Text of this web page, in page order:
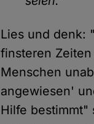
Lies und denk:
finsteren
Menschen
angewiesen'
Hilfe bestimmt"